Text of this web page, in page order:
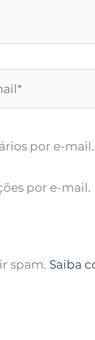
por e-mail.
por e-mail.
spam. Saiba